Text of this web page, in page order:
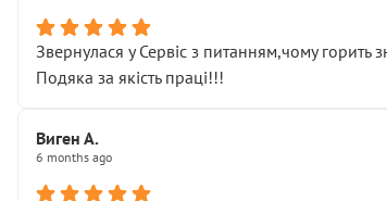
Звернулася у Сервіс з питанням,чому
Подяка за якість праці!!!
Виген А.
6 months ago